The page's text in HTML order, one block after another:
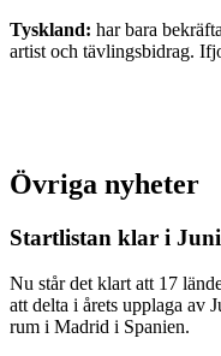
Tyskland: har bara
artist och tävlingsbidrag.
Övriga nyheter
Startlistan klar i
Nu står det klart att 17
att delta i årets upplaga av
rum i Madrid i Spanien.